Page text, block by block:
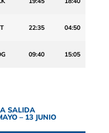
22:35 04:50
09:40 15:05
SALIDA
– 13 JUNIO